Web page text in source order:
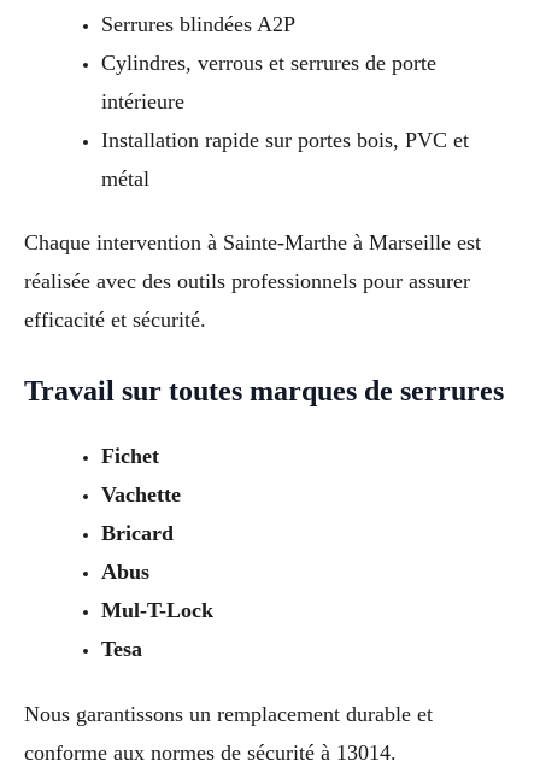
Serrures blindées A2P
Cylindres, verrous et serrures de porte
intérieure
Installation rapide sur portes bois, PVC et
métal
Chaque intervention à Sainte-Marthe à Marseille est
réalisée avec des outils professionnels pour assurer
efficacité et sécurité.
Travail sur toutes marques de serrures
Fichet
Vachette
Bricard
Abus
Mul-T-Lock
Tesa
Nous garantissons un remplacement durable et
conforme aux normes de sécurité à 13014.